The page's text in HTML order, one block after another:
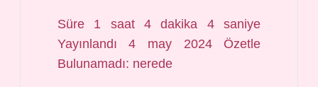
Süre 1 saat 4 dakika 4 saniye
Yayınlandı 4 may 2024 Özetle
Bulunamadı: nerede